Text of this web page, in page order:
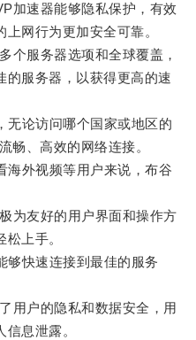
速器能够隐私保护，有效
网行为更加安全可靠。
服务器选项和全球覆盖，
的服务器，以获得更高的速
论访问哪个国家或地区的
畅、高效的网络连接。
外视频等用户来说，布谷
友好的用户界面和操作方
上手。
快速连接到最佳的服务
户的隐私和数据安全，用
息泄露。